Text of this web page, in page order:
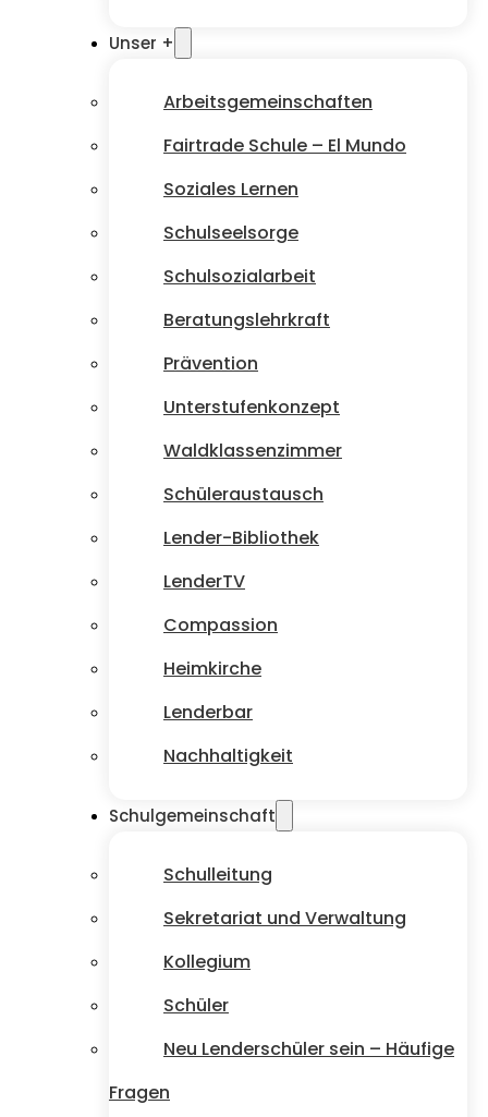
Unser +
Arbeitsgemeinschaften
Fairtrade Schule – El Mundo
Soziales Lernen
Schulseelsorge
Schulsozialarbeit
Beratungslehrkraft
Prävention
Unterstufenkonzept
Waldklassenzimmer
Schüleraustausch
Lender-Bibliothek
LenderTV
Compassion
Heimkirche
Lenderbar
Nachhaltigkeit
Schulgemeinschaft
Schulleitung
Sekretariat und Verwaltung
Kollegium
Schüler
Neu Lenderschüler sein – Häufige
Fragen